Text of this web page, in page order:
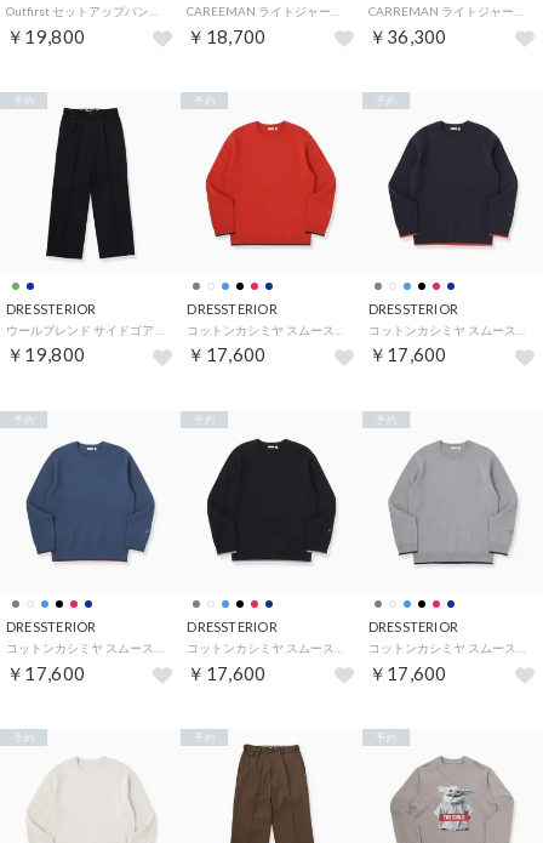
￥19,800 ￥18,700 ￥36,300
DRESSTERIOR
￥19,800
予約
DRESSTERIOR
￥17,600
予約
DRESSTERIOR
￥17,600
予約
DRESSTERIOR
￥17,600
予約
DRESSTERIOR
￥17,600
予約
DRESSTERIOR
￥17,600
予約
予約 予約 予約